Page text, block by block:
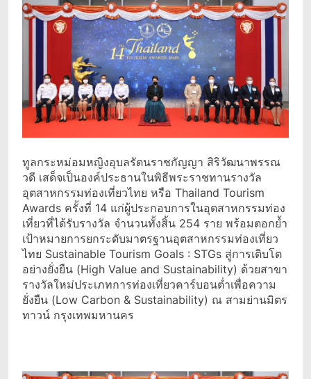
ทูลกระหม่อมหญิงอุบลรัตนราชกัญญา สิริวัฒนาพรรณ
วดี เสด็จเป็นองค์ประธานในพิธีพระราชทานรางวัล
อุตสาหกรรมท่องเที่ยวไทย หรือ Thailand Tourism
Awards ครั้งที่ 14 แก่ผู้ประกอบการในอุตสาหกรรมท่อง
เที่ยวที่ได้รับรางวัล จำนวนทั้งสิ้น 254 ราย พร้อมตอกย้ำ
เป้าหมายการยกระดับมาตรฐานอุตสาหกรรมท่องเที่ยว
ไทย Sustainable Tourism Goals : STGs สู่การเติบโต
อย่างยั่งยืน (High Value and Sustainability) ด้วยสาขา
รางวัลใหม่ประเภทการท่องเที่ยวคาร์บอนต่ำเพื่อความ
ยั่งยืน (Low Carbon & Sustainability) ณ สามย่านมิตร
ทาวน์ กรุงเทพมหานคร